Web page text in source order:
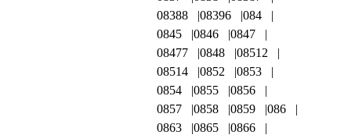
08388
08396
084
0845
0846
0847
08477
0848
08512
08514
0852
0853
0854
0855
0856
0857
0858 0859
086
0863
0865
0866